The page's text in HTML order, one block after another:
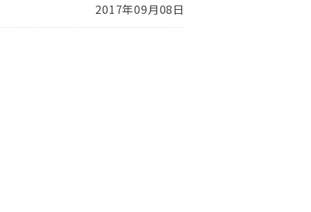
2017年09月08日